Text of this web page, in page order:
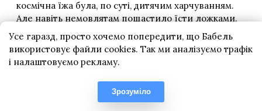
Усе гаразд, просто хочемо попередити, що Бабель
використовує файли cookies. Так ми аналізуємо трафік
і налаштовуємо рекламу.
Зрозуміло